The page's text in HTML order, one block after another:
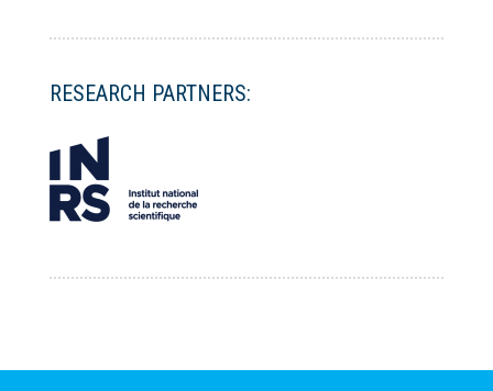
RESEARCH PARTNERS: